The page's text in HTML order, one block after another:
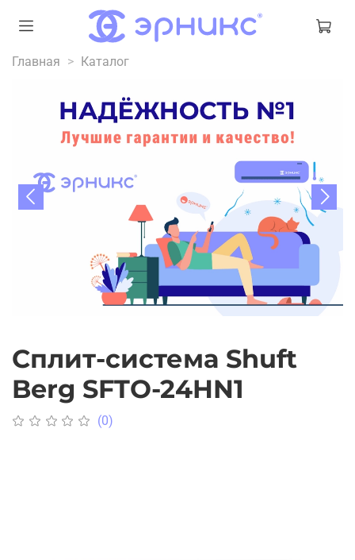
Главная Каталог
Сплит-система Shuft
Berg SFTO-24HN1
(0)